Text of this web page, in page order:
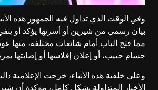
وفي الوقت الذي تداول فيه الجمهور هذه
بيان رسمي من شيرين أو أسرتها يؤكد أو
مما فتح الباب أمام شائعات مختلفة، منها
حسام حبيب، أو إعلان إفلاسها أو إصابتها
وعلى خلفية هذه الأنباء، خرجت الإعلامية
الأخبار المتداولة بشكل كامل، مؤكدة أن